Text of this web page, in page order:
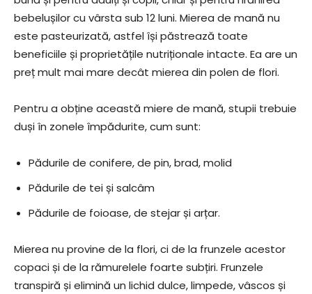
bebelușilor cu vârsta sub 12 luni. Mierea de mană nu
este pasteurizată, astfel își păstrează toate
beneficiile și proprietățile nutriționale intacte. Ea are un
preț mult mai mare decât mierea din polen de flori.
Pentru a obține această miere de mană, stupii trebuie
duși în zonele împădurite, cum sunt:
Pădurile de conifere, de pin, brad, molid
Pădurile de tei și salcâm
Pădurile de foioase, de stejar și arțar.
Mierea nu provine de la flori, ci de la frunzele acestor
copaci și de la rămurelele foarte subțiri. Frunzele
transpiră și elimină un lichid dulce, limpede, vâscos și